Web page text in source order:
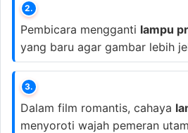
2.
Pembicara mengganti lampu
yang baru agar gambar lebih
3.
Dalam film romantis, cahaya
menyoroti wajah pemeran